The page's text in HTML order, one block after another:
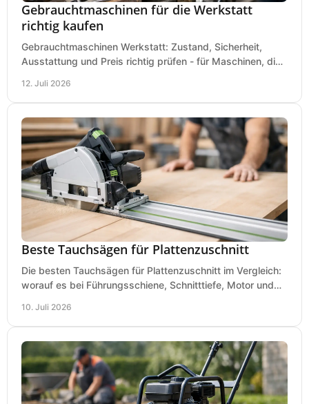
Gebrauchtmaschinen für die Werkstatt
richtig kaufen
Gebrauchtmaschinen Werkstatt: Zustand, Sicherheit,
Ausstattung und Preis richtig prüfen - für Maschinen, die
12. Juli 2026
Beste Tauchsägen für Plattenzuschnitt
Die besten Tauchsägen für Plattenzuschnitt im Vergleich:
worauf es bei Führungsschiene, Schnitttiefe, Motor und
10. Juli 2026